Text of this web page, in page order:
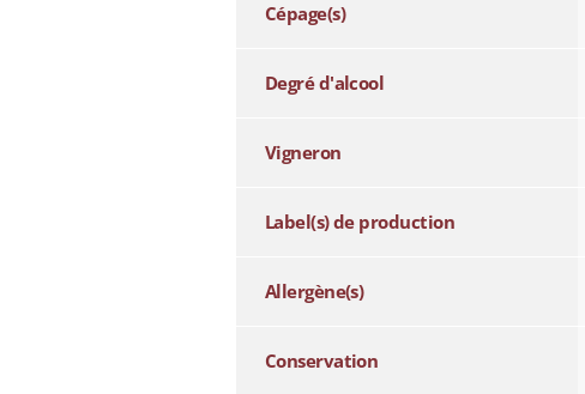
Cépage(s)
Degré d'alcool
Vigneron
Label(s) de production
Allergène(s)
Conservation